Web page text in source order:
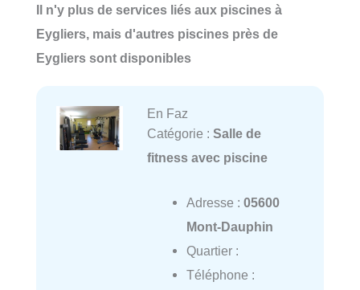
Il n'y plus de services liés aux piscines à
Eygliers, mais d'autres piscines près de
Eygliers sont disponibles
En Faz
Catégorie : Salle de
fitness avec piscine
Adresse : 05600
Mont-Dauphin
Quartier :
Téléphone :